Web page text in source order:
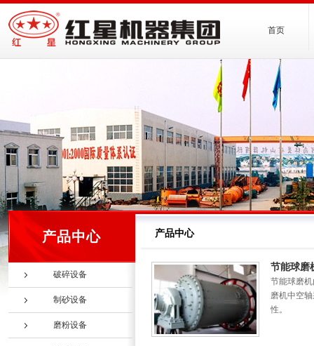
首页
产品中心
破碎设备
制砂设备
磨粉设备
产品中心
节能球磨
节能球磨
磨机中空
性。